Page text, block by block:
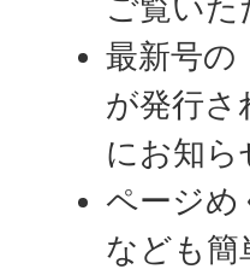
ご覧いた
最新号の
が発行さ
にお知ら
ページめ
なども簡